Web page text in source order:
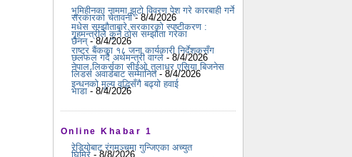
भूमिहीनका नाममा झूटो विवरण पेश गरे कारबाही गर्ने
सरकारको चेतावनी- 8/4/2026
मधेस सम्झौताबारे सरकारको स्पष्टीकरण :
गृहमन्त्रीले कुनै ठोस सम्झौता गरेका
छैनन्- 8/4/2026
राष्ट्र बैंकका १८ जना कार्यकारी निर्देशकसँग
छलफल गर्दै अर्थमन्त्री वाग्ले - 8/4/2026
नेपाल लिकर्सका सीईओ तुलाधर एसिया बिजनेस
लिडर्स अवार्डबाट सम्मानित- 8/4/2026
इन्धनको मूल्य वृद्धिसँगै बढ्यो हवाई
भाडा- 8/4/2026
Online Khabar 1
रेडियोबाट रंगमञ्चमा गुन्जिएका अच्युत
घिमिरे - 8/8/2026